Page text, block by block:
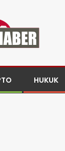
HUKUK